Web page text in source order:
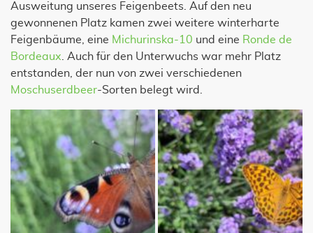
Ausweitung unseres Feigenbeets. Auf den neu
gewonnenen Platz kamen zwei weitere winterharte
Feigenbäume, eine Michurinska-10 und eine Ronde de
Bordeaux . Auch für den Unterwuchs war mehr Platz
entstanden, der nun von zwei verschiedenen
Moschuserdbeer-Sorten belegt wird.